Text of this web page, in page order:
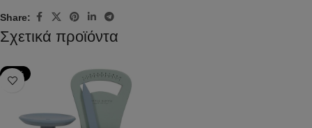
Share:
Σχετικά προϊόντα
-23%